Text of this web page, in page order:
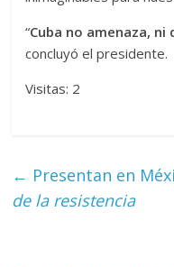
“Cuba no amenaza,
concluyó el presidente.
Visitas: 2
← Presentan en
de la resistencia